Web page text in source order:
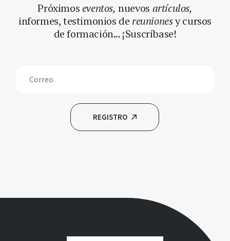
Próximoseventos, nuevos artículos,
informes, testimonios de reunionesy cursos
de formación... ¡Suscríbase!
REGISTRO